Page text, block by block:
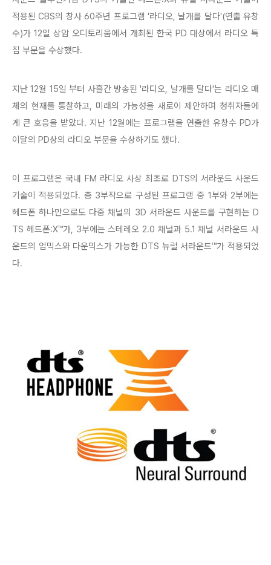
적용된 CBS의 창사 60주년 프로그램 '라디오, 날개를 달다'(연출 유창
수)가 12일 상암 오디토리움에서 개최된 한국 PD 대상에서 라디오 특
집 부문을 수상했다.
지난 12월 15일 부터 사흘간 방송된 '라디오, 날개를 달다'는 라디오 매
체의 현재를 통찰하고, 미래의 가능성을 새로이 제안하며 청취자들에
게 큰 호응을 받았다. 지난 12월에는 프로그램을 연출한 유창수 PD가
이달의 PD상의 라디오 부문을 수상하기도 했다.
이 프로그램은 국내 FM 라디오 사상 최초로 DTS의 서라운드 사운드
기술이 적용되었다. 총 3부작으로 구성된 프로그램 중 1부와 2부에는
헤드폰 하나만으로도 다중 채널의 3D 서라운드 사운드를 구현하는 D
TS 헤드폰:X™가, 3부에는 스테레오 2.0 채널과 5.1 채널 서라운드 사
운드의 업믹스와 다운믹스가 가능한 DTS 뉴럴 서라운드™가 적용되었
다.